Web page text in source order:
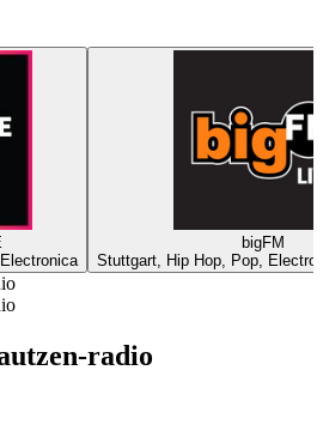
bigFM
Stuttgart, Hip Hop, Pop,
radio